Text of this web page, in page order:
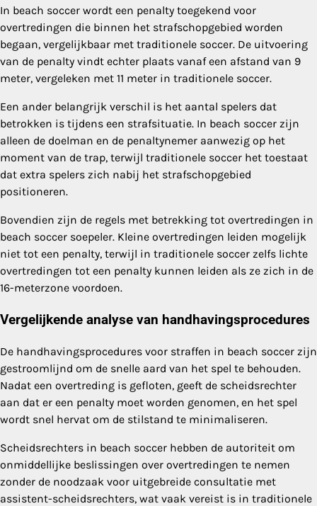
In beach soccer wordt een penalty toegekend voor
overtredingen die binnen het strafschopgebied worden
begaan, vergelijkbaar met traditionele soccer. De uitvoering
van de penalty vindt echter plaats vanaf een afstand van 9
meter, vergeleken met 11 meter in traditionele soccer.
Een ander belangrijk verschil is het aantal spelers dat
betrokken is tijdens een strafsituatie. In beach soccer zijn
alleen de doelman en de penaltynemer aanwezig op het
moment van de trap, terwijl traditionele soccer het toestaat
dat extra spelers zich nabij het strafschopgebied
positioneren.
Bovendien zijn de regels met betrekking tot overtredingen in
beach soccer soepeler. Kleine overtredingen leiden mogelijk
niet tot een penalty, terwijl in traditionele soccer zelfs lichte
overtredingen tot een penalty kunnen leiden als ze zich in de
16-meterzone voordoen.
Vergelijkende analyse van handhavingsprocedures
De handhavingsprocedures voor straffen in beach soccer zijn
gestroomlijnd om de snelle aard van het spel te behouden.
Nadat een overtreding is gefloten, geeft de scheidsrechter
aan dat er een penalty moet worden genomen, en het spel
wordt snel hervat om de stilstand te minimaliseren.
Scheidsrechters in beach soccer hebben de autoriteit om
onmiddellijke beslissingen over overtredingen te nemen
zonder de noodzaak voor uitgebreide consultatie met
assistent-scheidsrechters, wat vaak vereist is in traditionele